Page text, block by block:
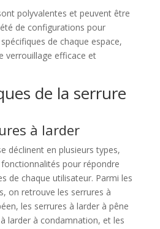
polyvalentes et peuvent être
de configurations pour
de chaque espace,
verrouillage efficace et
de la serrure
à larder
déclinent en plusieurs types,
pour répondre
de chaque utilisateur. Parmi les
on retrouve les serrures à
les serrures à larder à pêne
larder à condamnation, et les